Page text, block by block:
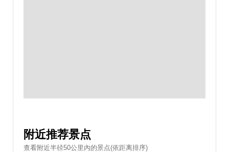
附近推荐景点
查看附近半径50公里內的景点(依距离排序)